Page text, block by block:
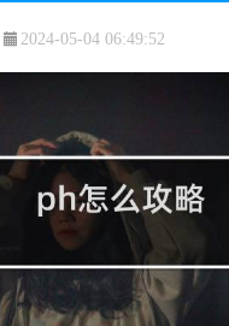
2024-05-04 06:49:52